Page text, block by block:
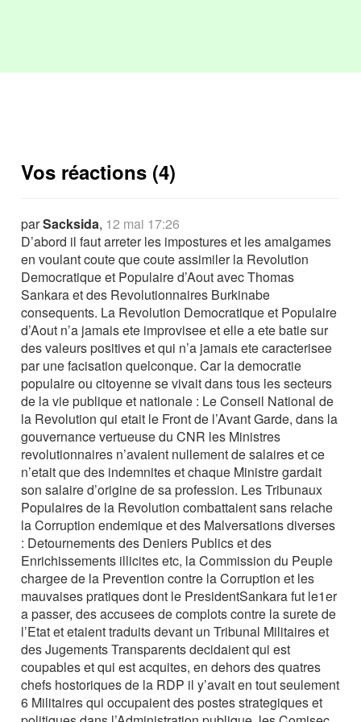
Vos réactions (4)
parSacksida, 12 mai 17:26
D’abord il faut arreter les impostures et les amalgames
en voulant coute que coute assimiler la Revolution
Democratique et Populaire d’Aout avec Thomas
Sankara et des Revolutionnaires Burkinabe
consequents. La Revolution Democratique et Populaire
d’Aout n’a jamais ete improvisee et elle a ete batie sur
des valeurs positives et qui n’a jamais ete caracterisee
par une facisation quelconque. Car la democratie
populaire ou citoyenne se vivait dans tous les secteurs
de la vie publique et nationale : Le Conseil National de
la Revolution qui etait le Front de l’Avant Garde, dans la
gouvernance vertueuse du CNR les Ministres
revolutionnaires n’avaient nullement de salaires et ce
n’etait que des indemnites et chaque Ministre gardait
son salaire d’origine de sa profession. Les Tribunaux
Populaires de la Revolution combattaient sans relache
la Corruption endemique et des Malversations diverses
: Detournements des Deniers Publics et des
Enrichissements illicites etc, la Commission du Peuple
chargee de la Prevention contre la Corruption et les
mauvaises pratiques dont le PresidentSankara fut le1er
a passer, des accusees de complots contre la surete de
l’Etat et etaient traduits devant un Tribunal Militaires et
des Jugements Transparents decidaient qui est
coupables et qui est acquites, en dehors des quatres
chefs hostoriques de la RDP il y’avait en tout seulement
6 Militaires qui occupaient des postes strategiques et